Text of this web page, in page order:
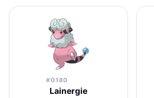
#0180
Lainergie